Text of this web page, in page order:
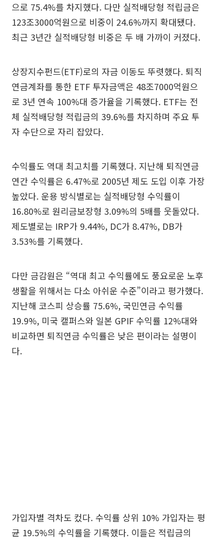
으로 75.4%를 차지했다. 다만 실적배당형 적립금은
123조3000억원으로 비중이 24.6%까지 확대됐다.
최근 3년간 실적배당형 비중은 두 배 가까이 커졌다.
상장지수펀드(ETF)로의 자금 이동도 뚜렷했다. 퇴직
연금계좌를 통한 ETF 투자금액은 48조7000억원으
로 3년 연속 100%대 증가율을 기록했다. ETF는 전
체 실적배당형 적립금의 39.6%를 차지하며 주요 투
자 수단으로 자리 잡았다.
수익률도 역대 최고치를 기록했다. 지난해 퇴직연금
연간 수익률은 6.47%로 2005년 제도 도입 이후 가장
높았다. 운용 방식별로는 실적배당형 수익률이
16.80%로 원리금보장형 3.09%의 5배를 웃돌았다.
제도별로는 IRP가 9.44%, DC가 8.47%, DB가
3.53%를 기록했다.
다만 금감원은 “역대 최고 수익률에도 풍요로운 노후
생활을 위해서는 다소 아쉬운 수준”이라고 평가했다.
지난해 코스피 상승률 75.6%, 국민연금 수익률
19.9%, 미국 캘퍼스와 일본 GPIF 수익률 12%대와
비교하면 퇴직연금 수익률은 낮은 편이라는 설명이
다.
가입자별 격차도 컸다. 수익률 상위 10% 가입자는 평
균 19.5%의 수익률을 기록했다. 이들은 적립금의